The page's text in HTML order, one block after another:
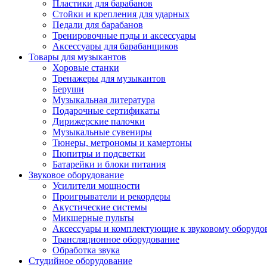
Пластики для барабанов
Стойки и крепления для ударных
Педали для барабанов
Тренировочные пэды и аксессуары
Аксессуары для барабанщиков
Товары для музыкантов
Хоровые станки
Тренажеры для музыкантов
Беруши
Музыкальная литература
Подарочные сертификаты
Дирижерские палочки
Музыкальные сувениры
Тюнеры, метрономы и камертоны
Пюпитры и подсветки
Батарейки и блоки питания
Звуковое оборудование
Усилители мощности
Проигрыватели и рекордеры
Акустические системы
Микшерные пульты
Аксессуары и комплектующие к звуковому
Трансляционное оборудование
Обработка звука
Студийное оборудование